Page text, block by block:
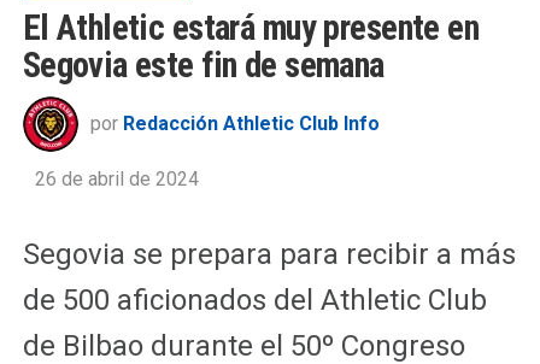
El Athletic estará muy presente en
Segovia este fin de semana
por Redacción Athletic Club Info
26 de abril de 2024
Segovia se prepara para recibir a más
de 500 aficionados del Athletic Club
de Bilbao durante el 50º Congreso